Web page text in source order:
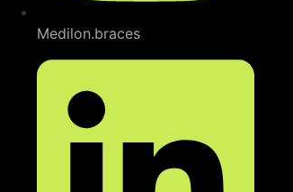
Medilon.braces